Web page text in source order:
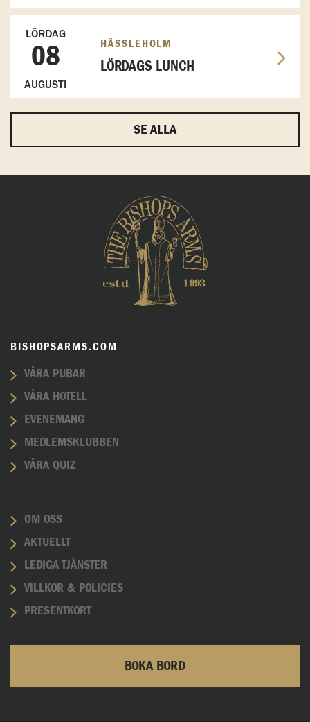
LÖRDAG
08
AUGUSTI
HÄSSLEHOLM
LÖRDAGS LUNCH
SE ALLA
BISHOPSARMS.COM
VÅRA PUBAR
VÅRA HOTELL
EVENEMANG
MEDLEMSKLUBBEN
VÅRA QUIZ
OM OSS
AKTUELLT
LEDIGA TJÄNSTER
VILLKOR & POLICIES
PRESENTKORT
BOKA BORD